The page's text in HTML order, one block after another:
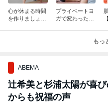
心が休まる時間
を作りましょう
プライベートヨ
ガで変わった身
もっ
ABEMA
辻希美と杉浦太陽が喜
からも祝福の声